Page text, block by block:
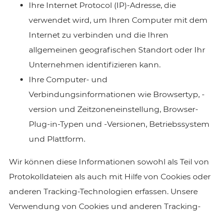
Ihre Internet Protocol (IP)-Adresse, die
verwendet wird, um Ihren Computer mit dem
Internet zu verbinden und die Ihren
allgemeinen geografischen Standort oder Ihr
Unternehmen identifizieren kann.
Ihre Computer- und
Verbindungsinformationen wie Browsertyp, -
version und Zeitzoneneinstellung, Browser-
Plug-in-Typen und -Versionen, Betriebssystem
und Plattform.
Wir können diese Informationen sowohl als Teil von
Protokolldateien als auch mit Hilfe von Cookies oder
anderen Tracking-Technologien erfassen. Unsere
Verwendung von Cookies und anderen Tracking-